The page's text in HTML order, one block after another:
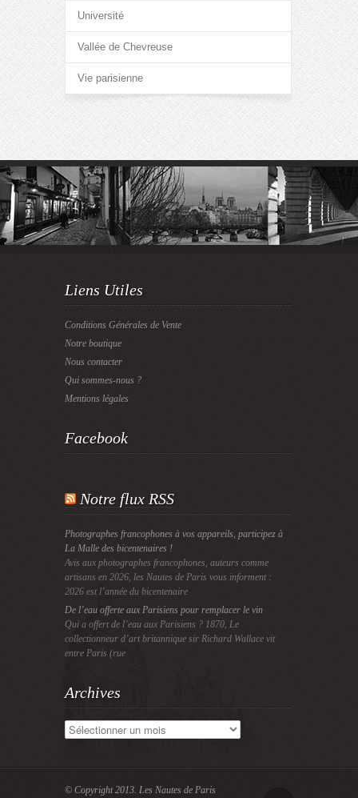
Université
Vallée de Chevreuse
Vie parisienne
Liens Utiles
Conditions Générales de Vente
Notre boutique
Nous contacter
Qui sommes-nous ?
Mentions légales
Facebook
Notre flux RSS
Photographes francophones à vos appareils, participez à
La Malle des bicentenaires !
Avis aux photographes francophones, auteurs comme
artisans en 2026, les Nautes de Paris vous informent :
2026 est l’année du bicentenaire
De l’eau offerte aux Parisiens pour remplacer le vin
Qui a offert de l’eau aux Parisiens ? 1870, Le
collectionneur d’art britannique sir Richard Wallace vit
entre Paris (rue
Archives
Archives
© Copyright 2013. Les Nautes de Paris